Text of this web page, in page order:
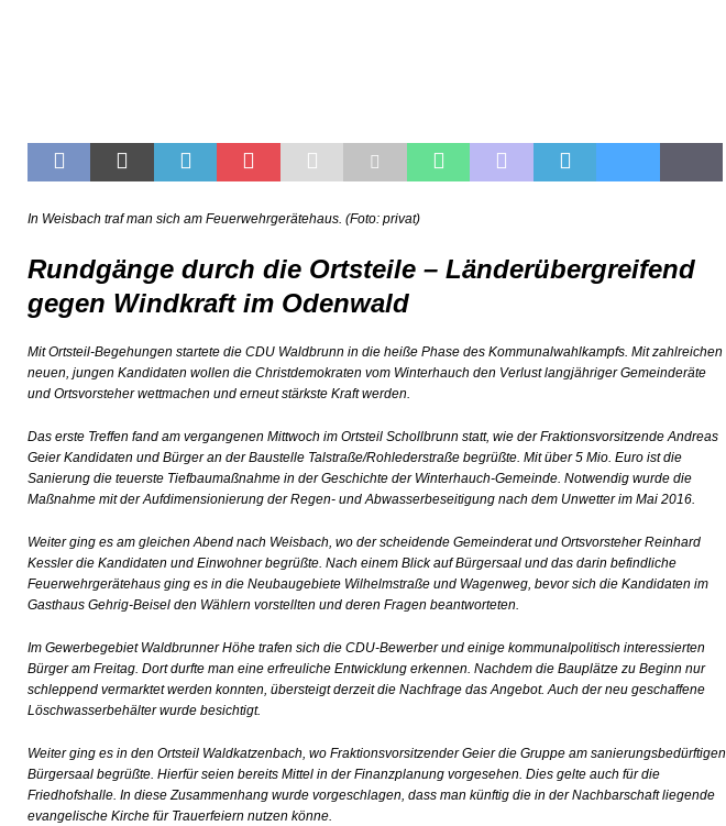
In Weisbach traf man sich am Feuerwehrgerätehaus. (Foto: privat)
Rundgänge durch die Ortsteile – Länderübergreifend
gegen Windkraft im Odenwald
Mit Ortsteil-Begehungen startete die CDU Waldbrunn in die heiße Phase des Kommunalwahlkampfs. Mit zahlreichen
neuen, jungen Kandidaten wollen die Christdemokraten vom Winterhauch den Verlust langjähriger Gemeinderäte
und Ortsvorsteher wettmachen und erneut stärkste Kraft werden.
Das erste Treffen fand am vergangenen Mittwoch im Ortsteil Schollbrunn statt, wie der Fraktionsvorsitzende Andreas
Geier Kandidaten und Bürger an der Baustelle Talstraße/Rohlederstraße begrüßte. Mit über 5 Mio. Euro ist die
Sanierung die teuerste Tiefbaumaßnahme in der Geschichte der Winterhauch-Gemeinde. Notwendig wurde die
Maßnahme mit der Aufdimensionierung der Regen- und Abwasserbeseitigung nach dem Unwetter im Mai 2016.
Weiter ging es am gleichen Abend nach Weisbach, wo der scheidende Gemeinderat und Ortsvorsteher Reinhard
Kessler die Kandidaten und Einwohner begrüßte. Nach einem Blick auf Bürgersaal und das darin befindliche
Feuerwehrgerätehaus ging es in die Neubaugebiete Wilhelmstraße und Wagenweg, bevor sich die Kandidaten im
Gasthaus Gehrig-Beisel den Wählern vorstellten und deren Fragen beantworteten.
Im Gewerbegebiet Waldbrunner Höhe trafen sich die CDU-Bewerber und einige kommunalpolitisch interessierten
Bürger am Freitag. Dort durfte man eine erfreuliche Entwicklung erkennen. Nachdem die Bauplätze zu Beginn nur
schleppend vermarktet werden konnten, übersteigt derzeit die Nachfrage das Angebot. Auch der neu geschaffene
Löschwasserbehälter wurde besichtigt.
Weiter ging es in den Ortsteil Waldkatzenbach, wo Fraktionsvorsitzender Geier die Gruppe am sanierungsbedürftigen
Bürgersaal begrüßte. Hierfür seien bereits Mittel in der Finanzplanung vorgesehen. Dies gelte auch für die
Friedhofshalle. In diese Zusammenhang wurde vorgeschlagen, dass man künftig die in der Nachbarschaft liegende
evangelische Kirche für Trauerfeiern nutzen könne.